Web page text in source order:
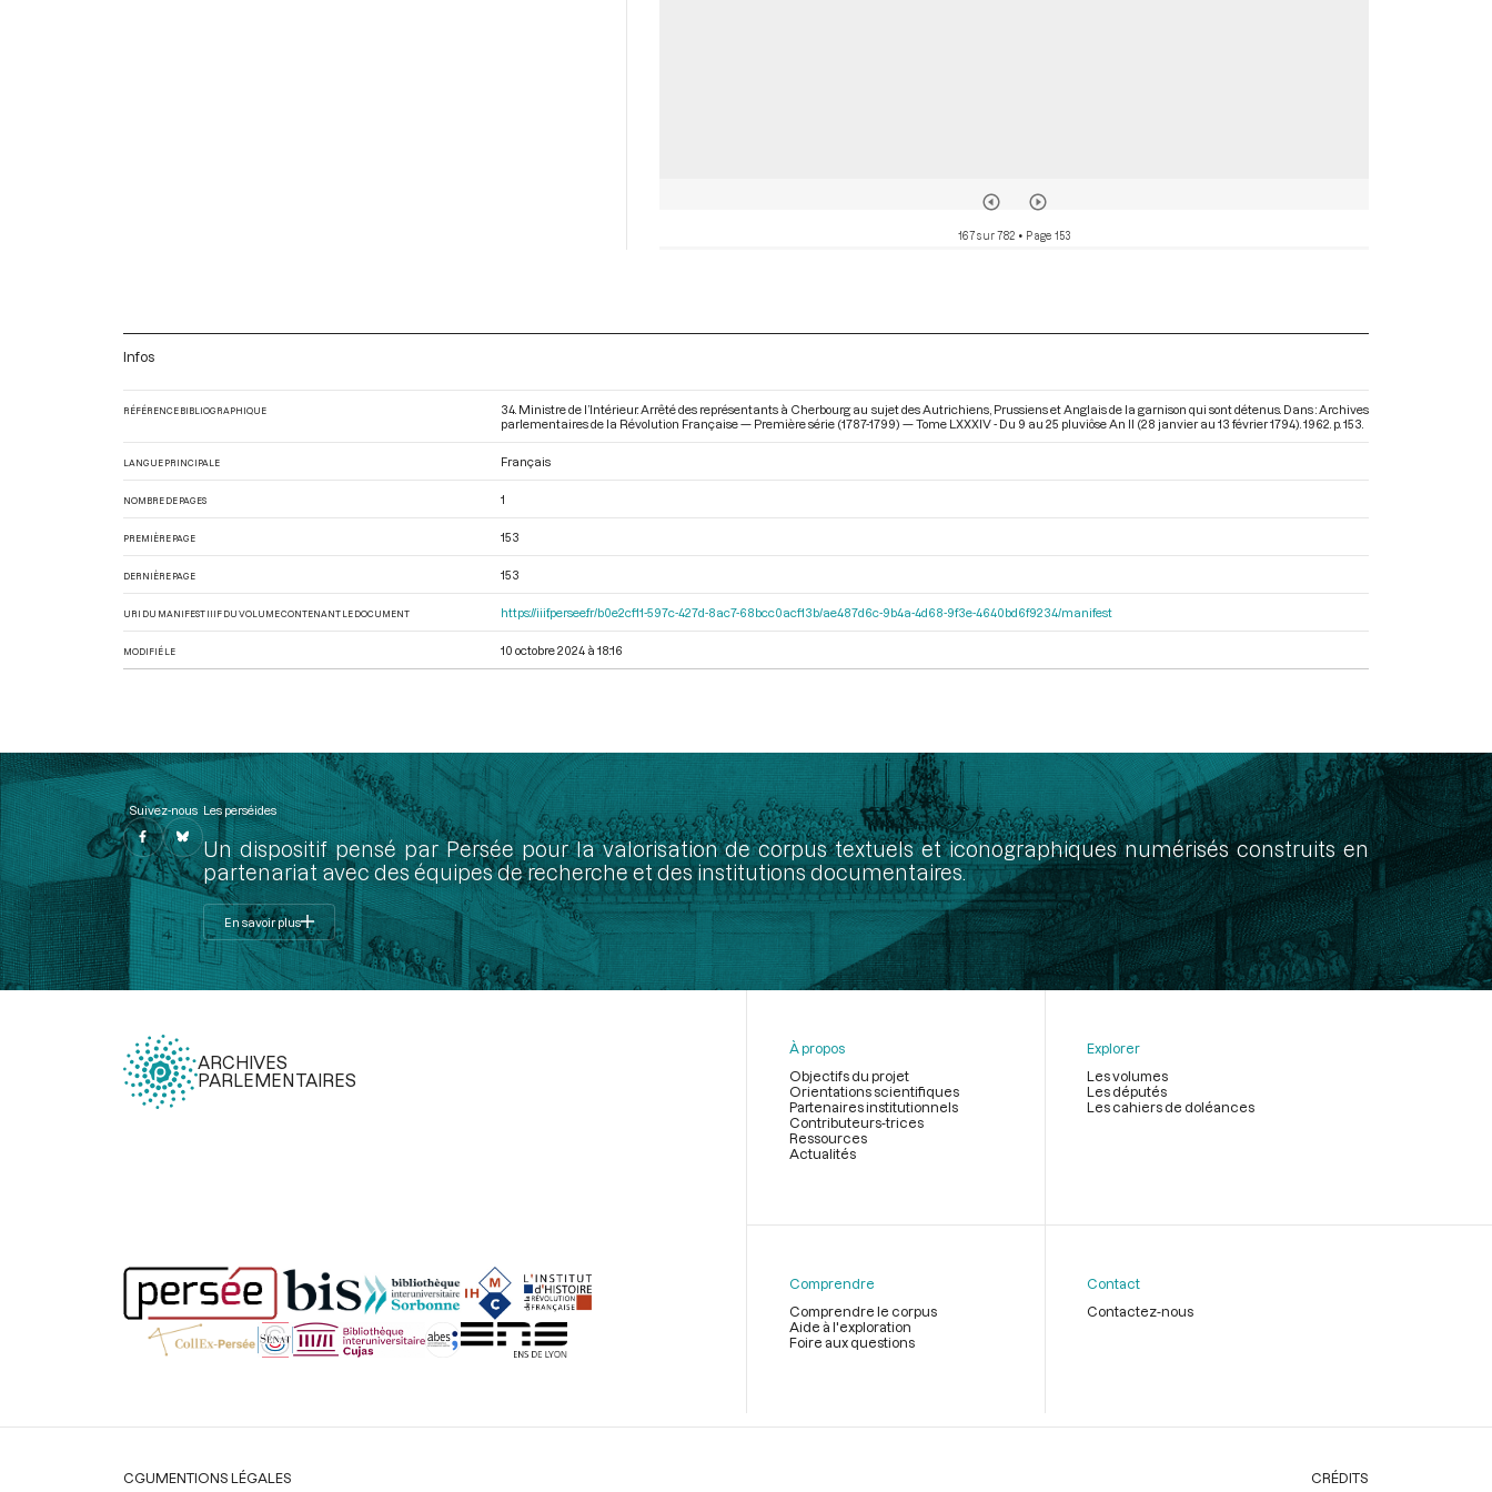
167 sur 782 • Page 153
Infos
RÉFÉRENCE BIBLIOGRAPHIQUE
34. Ministre de l’Intérieur. Arrêté des représentants à Cherbourg au sujet des Autrichiens, Prussiens et Anglais de la garnison qui sont détenus. Dans : Archives
parlementaires de la Révolution Française — Première série (1787-1799) — Tome LXXXIV - Du 9 au 25 pluviôse An II (28 janvier au 13 février 1794) . 1962. p. 153.
LANGUE PRINCIPALE Français
NOMBRE DE PAGES 1
PREMIÈRE PAGE 153
DERNIÈRE PAGE 153
URI DU MANIFEST IIIF DU VOLUME CONTENANT LE DOCUMENT https://iiif.persee.fr/b0e2cf11-597c-427d-8ac7-68bcc0acf13b/ae487d6c-9b4a-4d68-9f3e-4640bd6f9234/manifest
MODIFIÉ LE 10 octobre 2024 à 18:16
Suivez-nous Les perséides
Un dispositif pensé par Persée pour la valorisation de corpus textuels et iconographiques numérisés construits en
partenariat avec des équipes de recherche et des institutions documentaires.
En savoir plus
ARCHIVES
PARLEMENTAIRES
page
À propos
Objectifs du projet
Orientations scientifiques
Partenaires institutionnels
Contributeurs-trices
Ressources
Actualités
Explorer
Les volumes
Les députés
Les cahiers de doléances
Comprendre
Comprendre le corpus
Aide à l'exploration
Foire aux questions
Contact
Contactez-nous
Légal
CGUMENTIONS LÉGALES CRÉDITS